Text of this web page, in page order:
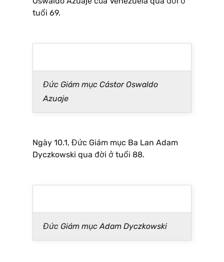
tuổi 69.
Đức Giám mục Cástor Oswaldo
Azuaje
Ngày 10.1, Đức Giám mục Ba Lan Adam
Dyczkowski qua đời ở tuổi 88.
Đức Giám mục Adam Dyczkowski